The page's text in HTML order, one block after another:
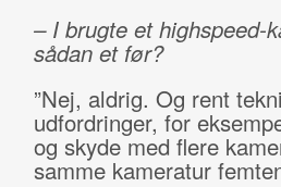
– I brugte et highspeed-
sådan et før?
”Nej, aldrig. Og rent
udfordringer, for
og skyde med flere
samme kameratur